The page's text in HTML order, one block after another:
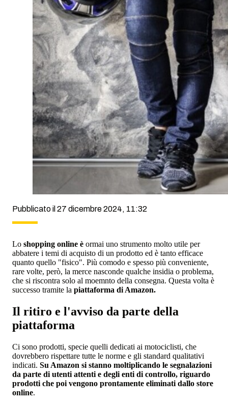
Pubblicato il 27 dicembre 2024, 11:32
Lo shopping online è ormai uno strumento molto utile per
abbatere i temi di acquisto di un prodotto ed è tanto efficace
quanto quello "fisico". Più comodo e spesso più conveniente,
rare volte, però, la merce nasconde qualche insidia o problema,
che si riscontra solo al moemnto della consegna. Questa volta è
successo tramite la piattaforma di Amazon.
Il ritiro e l'avviso da parte della
piattaforma
Ci sono prodotti, specie quelli dedicati ai motociclisti, che
dovrebbero rispettare tutte le norme e gli standard qualitativi
indicati. Su Amazon si stanno moltiplicando le segnalazioni
da parte di utenti attenti e degli enti di controllo, riguardo
prodotti che poi vengono prontamente eliminati dallo store
online.